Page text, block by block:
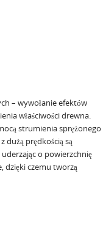
– wywołanie efektów
właściwości drewna.
strumienia sprężonego
dużą prędkością są
o powierzchnię
dzięki czemu tworzą